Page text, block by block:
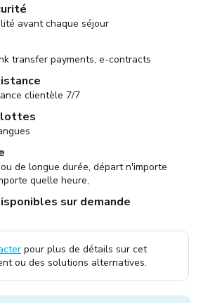
avant chaque séjour
transfer payments, e-contracts
clientèle 7/7
de longue durée, départ n'importe
quelle heure,
sur demande
pour plus de détails sur cet
ou des solutions alternatives.